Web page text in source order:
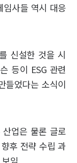
임사들 역시 대응
신설한 것을 시
등이 ESG 관련
들었다는 소식이
업은 물론 글로
후 전략 수립 과